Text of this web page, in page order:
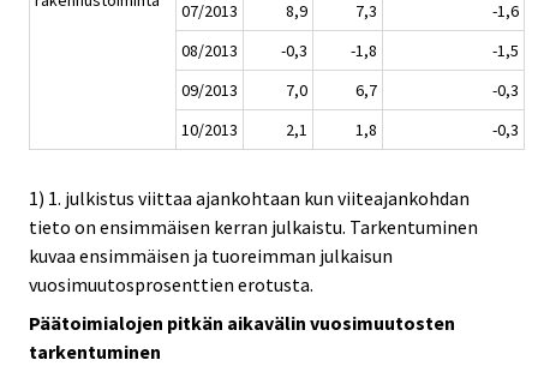
07/2013
8,9 7,3
-1,6
08/2013
-0,3 -1,8
-1,5
09/2013
7,0 6,7
-0,3
10/2013
2,1 1,8 -0,3
1) 1. julkistus viittaa ajankohtaan kun viiteajankohdan
tieto on ensimmäisen kerran julkaistu. Tarkentuminen
kuvaa ensimmäisen ja tuoreimman julkaisun
vuosimuutosprosenttien erotusta.
Päätoimialojen pitkän aikavälin vuosimuutosten
tarkentuminen